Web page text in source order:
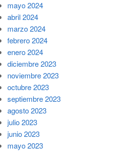
mayo 2024
abril 2024
marzo 2024
febrero 2024
enero 2024
diciembre 2023
noviembre 2023
octubre 2023
septiembre 2023
agosto 2023
julio 2023
junio 2023
mayo 2023